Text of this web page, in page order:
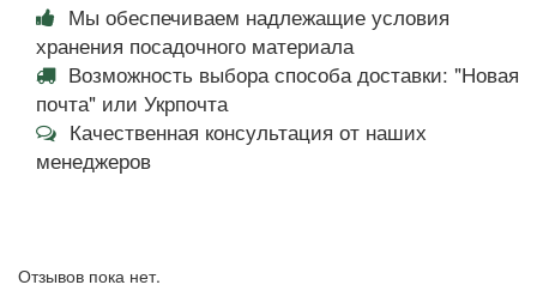
Мы обеспечиваем надлежащие условия
хранения посадочного материала
Возможность выбора способа доставки: "Новая
почта" или Укрпочта
Качественная консультация от наших
менеджеров
Отзывов пока нет.